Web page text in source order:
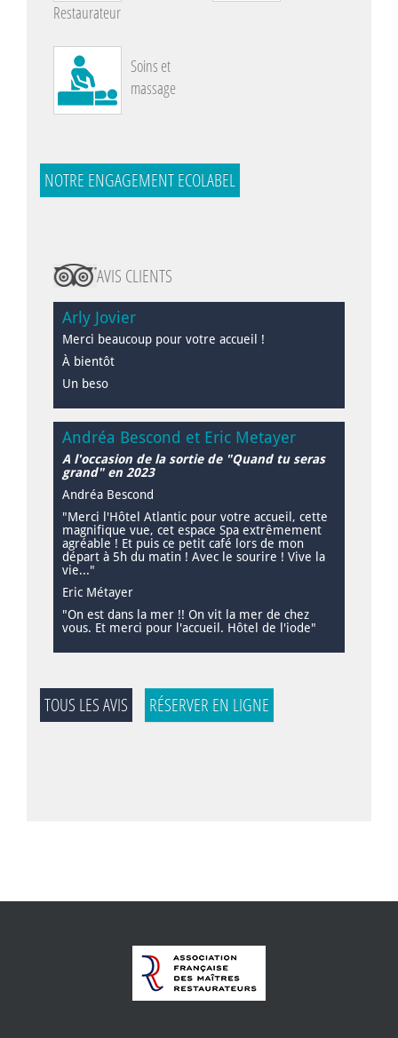
Restaurateur
Soins et
massage
NOTRE ENGAGEMENT ECOLABEL
AVIS CLIENTS
Arly Jovier
Merci beaucoup pour votre accueil !
À bientôt
Un beso
Andréa Bescond et Eric Metayer
A l'occasion de la sortie de "Quand tu seras
grand" en 2023
Andréa Bescond
"Merci l'Hôtel Atlantic pour votre accueil, cette
magnifique vue, cet espace Spa extrêmement
agréable ! Et puis ce petit café lors de mon
départ à 5h du matin ! Avec le sourire ! Vive la
vie..."
Eric Métayer
"On est dans la mer !! On vit la mer de chez
vous. Et merci pour l'accueil. Hôtel de l'iode"
TOUS LES AVIS RÉSERVER EN LIGNE